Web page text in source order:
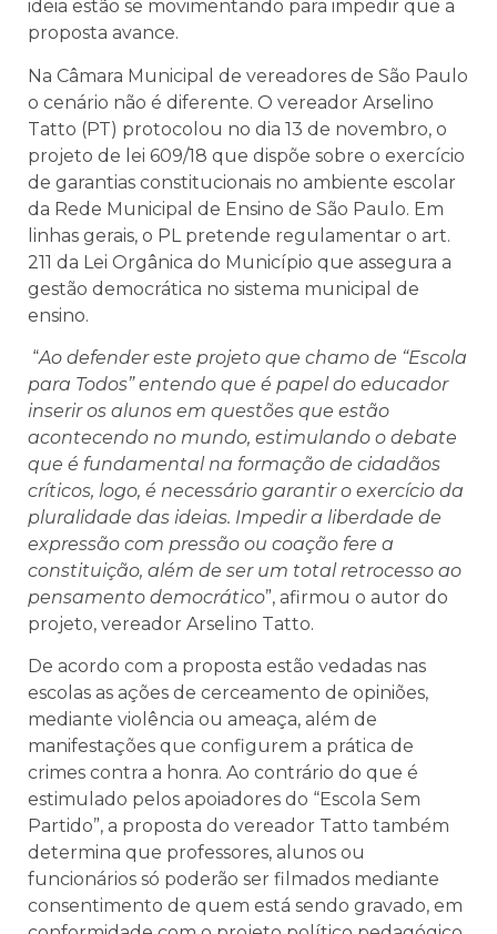
ideia estão se movimentando para impedir que a
proposta avance.
Na Câmara Municipal de vereadores de São Paulo
o cenário não é diferente. O vereador Arselino
Tatto (PT) protocolou no dia 13 de novembro, o
projeto de lei 609/18 que dispõe sobre o exercício
de garantias constitucionais no ambiente escolar
da Rede Municipal de Ensino de São Paulo. Em
linhas gerais, o PL pretende regulamentar o art.
211 da Lei Orgânica do Município que assegura a
gestão democrática no sistema municipal de
ensino.
“Ao defender este projeto que chamo de “Escola
para Todos” entendo que é papel do educador
inserir os alunos em questões que estão
acontecendo no mundo, estimulando o debate
que é fundamental na formação de cidadãos
críticos, logo, é necessário garantir o exercício da
pluralidade das ideias. Impedir a liberdade de
expressão com pressão ou coação fere a
constituição, além de ser um total retrocesso ao
pensamento democrático”, afirmou o autor do
projeto, vereador Arselino Tatto.
De acordo com a proposta estão vedadas nas
escolas as ações de cerceamento de opiniões,
mediante violência ou ameaça, além de
manifestações que configurem a prática de
crimes contra a honra. Ao contrário do que é
estimulado pelos apoiadores do “Escola Sem
Partido”, a proposta do vereador Tatto também
determina que professores, alunos ou
funcionários só poderão ser filmados mediante
consentimento de quem está sendo gravado, em